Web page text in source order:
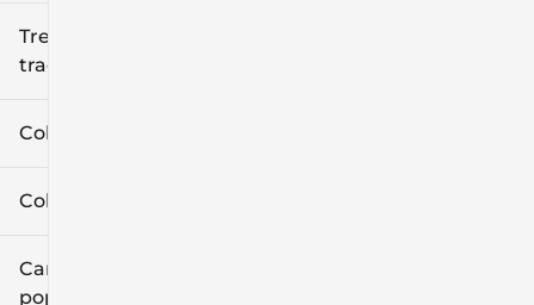
Tren de
tracción
Color exterior
Color interior
Características
populares